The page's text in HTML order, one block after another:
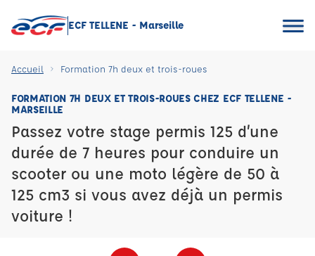
ECF TELLENE - Marseille
Accueil Formation 7h deux et trois-roues
FORMATION 7H DEUX ET TROIS-ROUES CHEZ ECF TELLENE -
MARSEILLE
Passez votre stage permis 125 d’une
durée de 7 heures pour conduire un
scooter ou une moto légère de 50 à
125 cm3 si vous avez déjà un permis
voiture !